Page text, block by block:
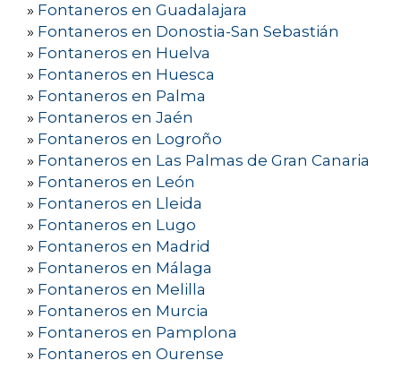
» Fontaneros en Guadalajara
» Fontaneros en Donostia-San Sebastián
» Fontaneros en Huelva
» Fontaneros en Huesca
» Fontaneros en Palma
» Fontaneros en Jaén
» Fontaneros en Logroño
» Fontaneros en Las Palmas de Gran Canaria
» Fontaneros en León
» Fontaneros en Lleida
» Fontaneros en Lugo
» Fontaneros en Madrid
» Fontaneros en Málaga
» Fontaneros en Melilla
» Fontaneros en Murcia
» Fontaneros en Pamplona
» Fontaneros en Ourense